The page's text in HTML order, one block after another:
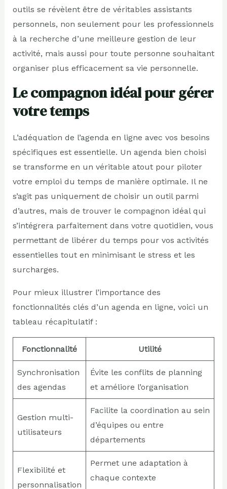
outils se révèlent être de véritables assistants
personnels, non seulement pour les professionnels
à la recherche d’une meilleure gestion de leur
activité, mais aussi pour toute personne souhaitant
organiser plus efficacement sa vie personnelle.
Le compagnon idéal pour gérer
votre temps
L’adéquation de l’agenda en ligne avec vos besoins
spécifiques est essentielle. Un agenda bien choisi
se transforme en un véritable atout pour piloter
votre emploi du temps de manière optimale. Il ne
s’agit pas uniquement de choisir un outil parmi
d’autres, mais de trouver le compagnon idéal qui
s’intégrera parfaitement dans votre quotidien, vous
permettant de libérer du temps pour vos activités
essentielles tout en minimisant le stress et les
surcharges.
Pour mieux illustrer l’importance des
fonctionnalités clés d’un agenda en ligne, voici un
tableau récapitulatif :
Fonctionnalité Utilité
Synchronisation
des agendas
Évite les conflits de planning
et améliore l’organisation
Gestion multi-
utilisateurs
Facilite la coordination au sein
d’équipes ou entre
départements
Flexibilité et
personnalisation
Permet une adaptation à
chaque contexte